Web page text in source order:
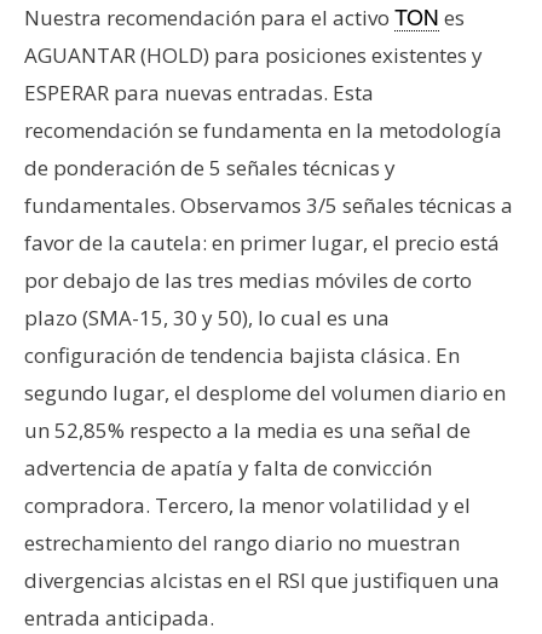
Nuestra recomendación para el activo TON es
AGUANTAR (HOLD) para posiciones existentes y
ESPERAR para nuevas entradas. Esta
recomendación se fundamenta en la metodología
de ponderación de 5 señales técnicas y
fundamentales. Observamos 3/5 señales técnicas a
favor de la cautela: en primer lugar, el precio está
por debajo de las tres medias móviles de corto
plazo (SMA-15, 30 y 50), lo cual es una
configuración de tendencia bajista clásica. En
segundo lugar, el desplome del volumen diario en
un 52,85% respecto a la media es una señal de
advertencia de apatía y falta de convicción
compradora. Tercero, la menor volatilidad y el
estrechamiento del rango diario no muestran
divergencias alcistas en el RSI que justifiquen una
entrada anticipada.